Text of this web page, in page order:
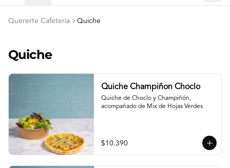
Quererte Cafeteria Quiche
Quiche
Quiche Champiñon Choclo
Quiche de Choclo y Champiñón,
acompañado de Mix de Hojas Verdes
$10.390